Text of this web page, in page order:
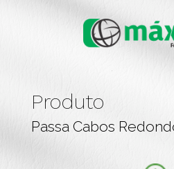
Produto
Passa Cabos